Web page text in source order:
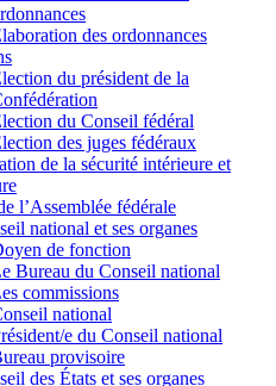
des ordonnances
du président de la
du Conseil fédéral
des juges fédéraux
de la sécurité intérieure et
l’Assemblée fédérale
national et ses organes
de fonction
Bureau du Conseil national
commissions
national
e du Conseil national
provisoire
des États et ses organes